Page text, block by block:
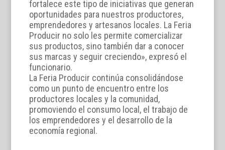
fortalece este tipo de iniciativas que generan
oportunidades para nuestros productores,
emprendedores y artesanos locales. La Feria
Producir no solo les permite comercializar
sus productos, sino también dar a conocer
sus marcas y seguir creciendo», expresó el
funcionario.
La Feria Producir continúa consolidándose
como un punto de encuentro entre los
productores locales y la comunidad,
promoviendo el consumo local, el trabajo de
los emprendedores y el desarrollo de la
economía regional.